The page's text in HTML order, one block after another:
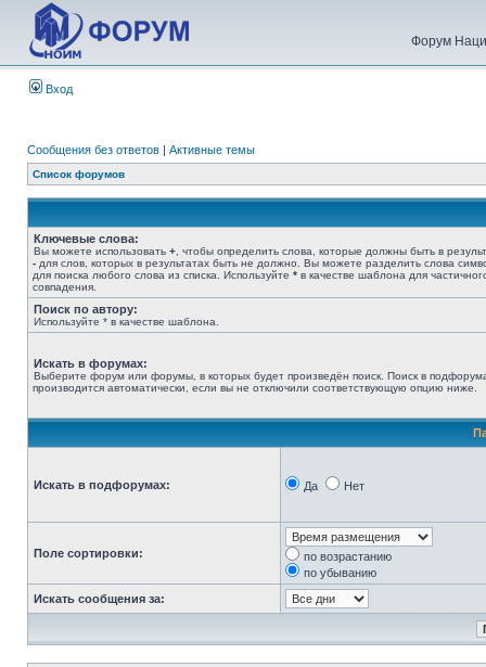
Форум
Вход
Сообщения без ответов | Активные темы
Список форумов
Ключевые слова:
Вы можете использовать + , чтобы определить слова, которые должны быть в
- для слов, которых в результатах быть не должно. Вы можете разделить слова
для поиска любого слова из списка. Используйте * в качестве шаблона для
совпадения.
Поиск по автору:
Используйте * в качестве шаблона.
Искать в форумах:
Выберите форум или форумы, в которых будет произведён поиск. Поиск в
производится автоматически, если вы не отключили соответствующую опцию ниже.
Искать в подфорумах: Да Нет
Поле сортировки:
по возрастанию
по убыванию
Искать сообщения за: